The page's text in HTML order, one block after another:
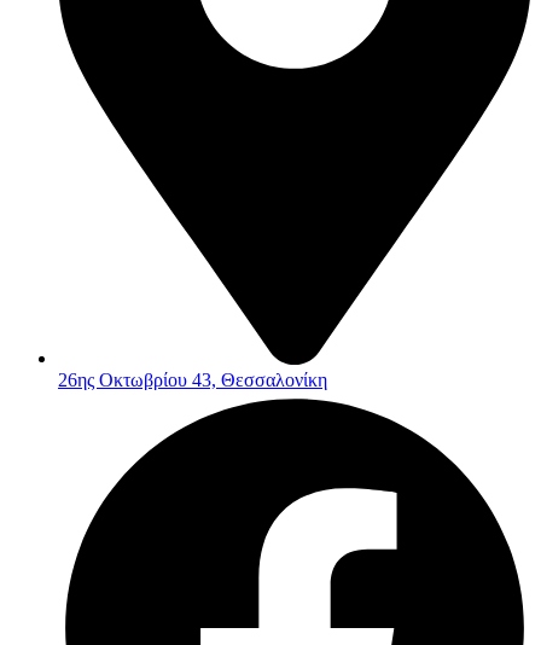
26ης Οκτωβρίου 43, Θεσσαλονίκη